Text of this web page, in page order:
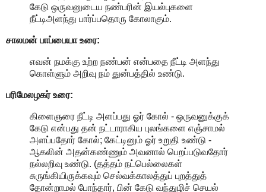
கேடு ஒருவனுடைய நண்பரின் இயல்புகளை
நீட்டிஅளந்து பார்ப்பதொரு கோலாகும்.
சாலமன் பாப்பையா உரை:
எவன் நமக்கு உற்ற நண்பன் என்பதை நீட்டி அளந்து
கொள்ளும் அறிவு நம் துன்பத்தில் உண்டு.
பரிமேலழகர் உரை:
கிளைஞரை நீட்டி அளப்பது ஓர் கோல் - ஒருவனுக்குக்
கேடு என்பது தன் நட்டாராகிய புலங்களை எஞ்சாமல்
அளப்பதோர் கோல்; கேட்டினும் ஓர் உறுதி உண்டு -
ஆகலின் அதன்கண்ணும் அவனால் பெறப்படுவதோர்
நல்லறிவு உண்டு. (தத்தம் நட்பெல்லைகள்
சுருங்கியிருக்கவும் செல்வக்காலத்துப் புறத்துத்
தோன்றாமல் போந்தார், பின் கேடு வந்துழிச் செயல்